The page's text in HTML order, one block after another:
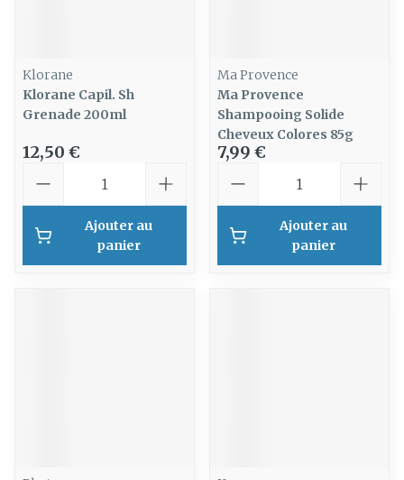
Klorane
Klorane Capil. Sh
Grenade 200ml
12,50 €
Ajouter au
panier
Ma Provence
Ma Provence
Shampooing Solide
Cheveux Colores 85g
7,99 €
Ajouter au
panier